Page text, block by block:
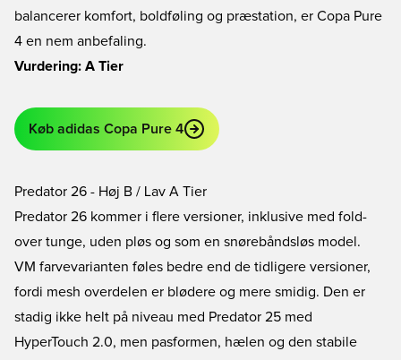
balancerer komfort, boldføling og præstation, er Copa Pure
4 en nem anbefaling.
Vurdering: A Tier
Køb adidas Copa Pure 4
Predator 26 - Høj B / Lav A Tier
Predator 26 kommer i flere versioner, inklusive med fold-
over tunge, uden pløs og som en snørebåndsløs model.
VM farvevarianten føles bedre end de tidligere versioner,
fordi mesh overdelen er blødere og mere smidig. Den er
stadig ikke helt på niveau med Predator 25 med
HyperTouch 2.0, men pasformen, hælen og den stabile